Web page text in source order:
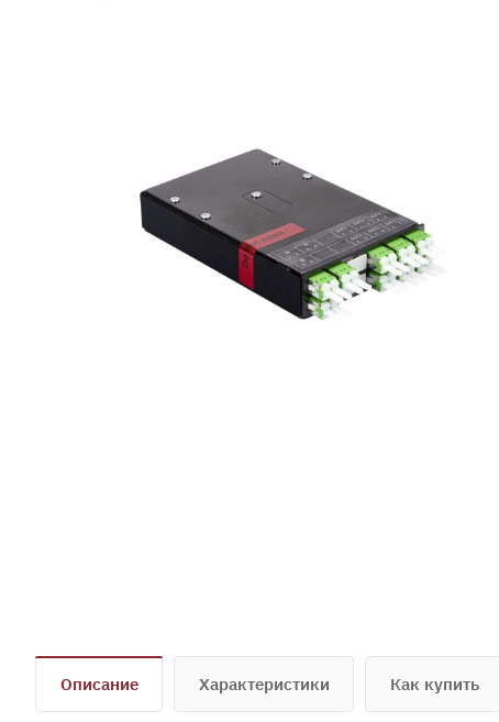
Описание Характеристики Как купить